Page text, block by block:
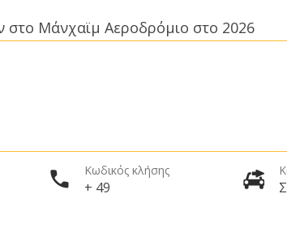
στο Μάνχαϊμ Αεροδρόμιο στο 2026
Κωδικός κλήσης
+ 49